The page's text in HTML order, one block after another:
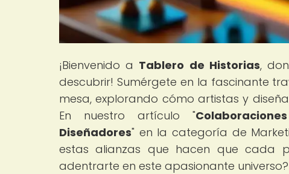
¡Bienvenido a Tablero de Historias,
descubrir! Sumérgete en la fascinante
mesa, explorando cómo artistas y
En nuestro artículo "
Diseñadores" en la categoría de
estas alianzas que hacen que cada
adentrarte en este apasionante